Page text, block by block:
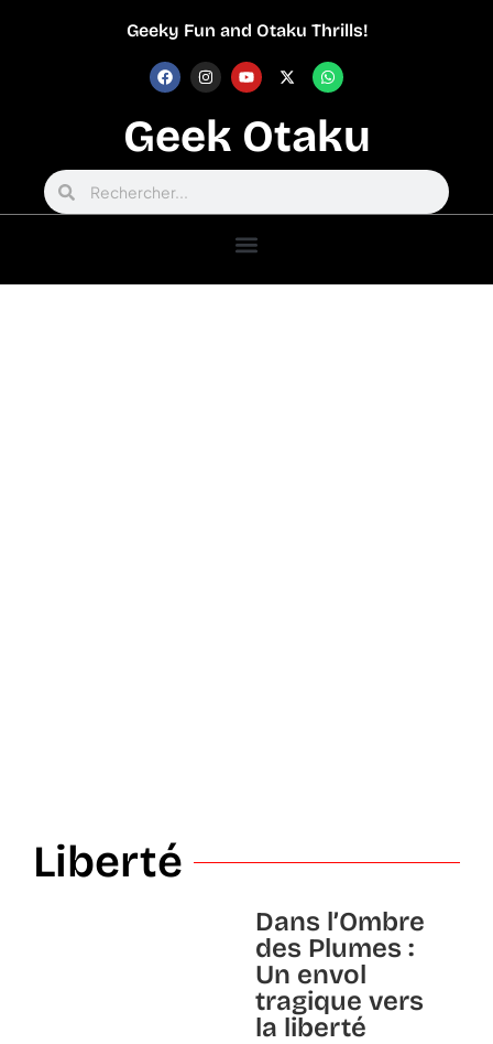
Geeky Fun and Otaku Thrills!
Geek Otaku
Liberté
Dans l’Ombre
des Plumes :
Un envol
tragique vers
la liberté